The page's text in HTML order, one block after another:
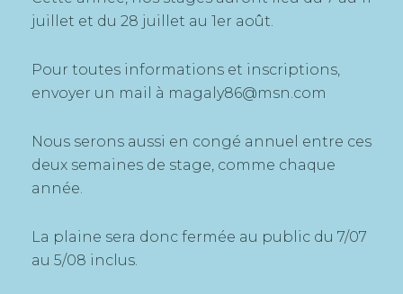
juillet et du 28 juillet au 1er août.
Pour toutes informations et inscriptions,
envoyer un mail à magaly86@msn.com
Nous serons aussi en congé annuel entre ces
deux semaines de stage, comme chaque
année.
La plaine sera donc fermée au public du 7/07
au 5/08 inclus.